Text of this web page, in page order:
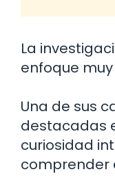
La
enfoque
Una de sus
destacadas
curiosidad
comprender